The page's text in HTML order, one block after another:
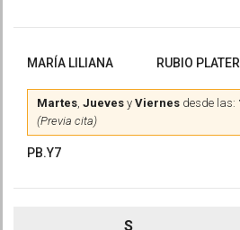
MARÍA LILIANA RUBIO
Martes, Jueves y Viernes desde las:
(Previa cita)
PB.Y7
S